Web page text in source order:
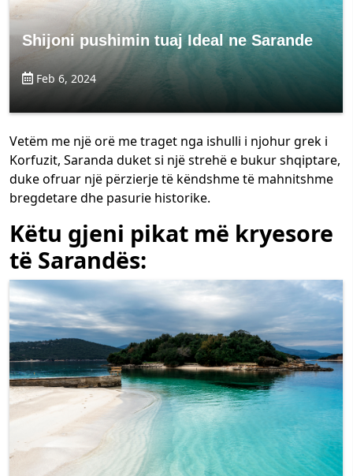
Shijoni pushimin tuaj Ideal ne Sarande
Feb 6, 2024
Vetëm me një orë me traget nga ishulli i njohur grek i
Korfuzit, Saranda duket si një strehë e bukur shqiptare,
duke ofruar një përzierje të këndshme të mahnitshme
bregdetare dhe pasurie historike.
Këtu gjeni pikat më kryesore
të Sarandës: